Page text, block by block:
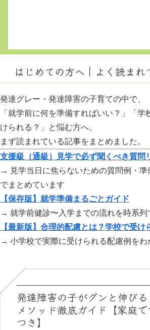
はじめての方へ｜よく読まれ
発達グレー・発達障害の子育ての中で、
「就学前に何を準備すればいい？」「学
けられる？」と悩む方へ。
まず読まれている記事をまとめました。
支援級（通級）見学で必ず聞くべき質問
→ 見学当日に焦らないための質問例・準
でまとめています
【保存版】就学準備まるごとガイド
→ 就学前健診〜入学までの流れを時系列
【最新版】合理的配慮とは？学校で受け
→ 小学校で実際に受けられる配慮例をわ
発達障害の子がグンと伸び
メソッド徹底ガイド【家庭
つき】